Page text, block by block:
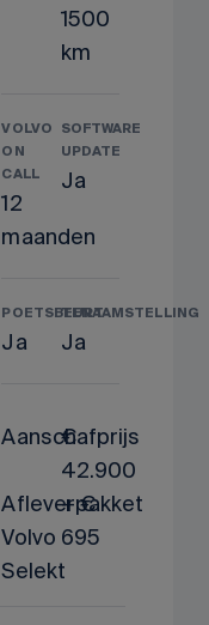
1500
km
VOLVO
ON
CALL
12
maanden
SOFTWARE
UPDATE
Ja
POETSBEURT
Ja
TENAAMSTELLING
Ja
Aanschafprijs
€
42.900
Afleverpakket
Volvo
Selekt
+ €
695